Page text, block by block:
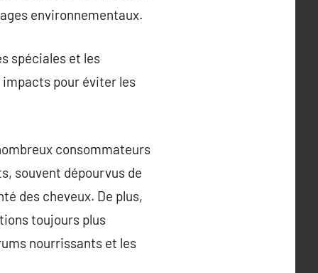
environnementaux.
spéciales et les
pour éviter les
consommateurs
souvent dépourvus de
des cheveux. De plus,
toujours plus
nourrissants et les